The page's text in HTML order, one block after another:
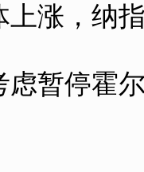
上涨，纳
暂停霍